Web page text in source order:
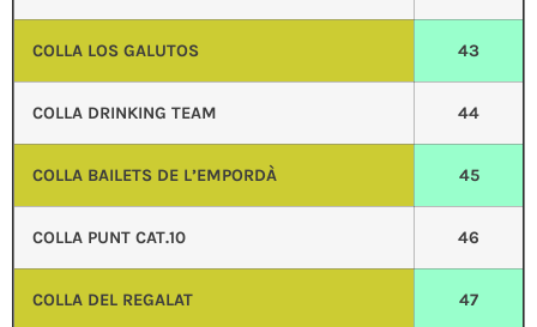
COLLA LOS GALUTOS 43
COLLA DRINKING TEAM 44
COLLA BAILETS DE L’EMPORDÀ 45
COLLA PUNT CAT.10 46
COLLA DEL REGALAT 47